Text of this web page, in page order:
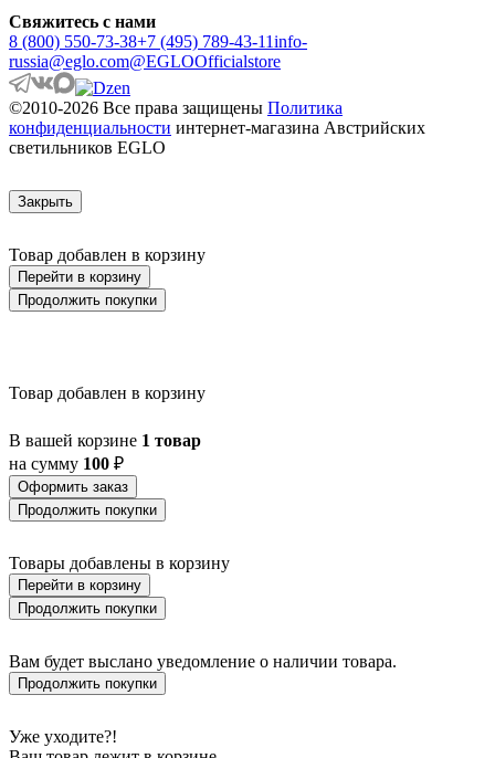
ARTANA
ASBY
ASINDRO
ATOLLARI
AULIYE
AUROTONELLO
AUSTELL
AZBARREN
BABIRIK
BALEZZE
BALIGIAN
BALIGUIAN
BALLINA
BAMPTON
BANI
BARI 1
BARI-M
BARNSTAPLE
BASALGO 1
BASILANO
BATABANO
BATALLAS
BAZELY
BELCREDA
BELESER
BELLARIVA 3
BELSIANA 1
Свяжитесь с нами
8 (800) 550-73-38+7 (495) 789-43-11info-
russia@eglo.com@EGLOOfficialstore
©2010-2026 Все права защищены Политика
конфиденциальности интернет-магазина Австрийских
светильников EGLO
Закрыть
Товар добавлен в корзину
Перейти в корзину
Продолжить покупки
Товар добавлен в корзину
В вашей корзине 1 товар
на сумму 100 ₽
Оформить заказ
Продолжить покупки
Товары добавлены в корзину
Перейти в корзину
Продолжить покупки
Вам будет выслано уведомление о наличии товара.
Продолжить покупки
Уже уходите?!